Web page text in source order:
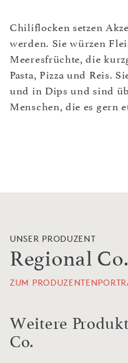
Chiliflocken setzen
werden. Sie würzen
Meeresfrüchte, die
Pasta, Pizza und Reis.
und in Dips und sind
Menschen, die es gern
UNSER PRODUZENT
Regional Co.
ZUM
Weitere
Co.